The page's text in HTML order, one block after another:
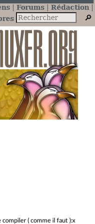
Forums
Rédaction
compiler ( comme il faut ):x